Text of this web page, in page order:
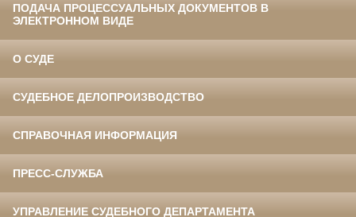
ПОДАЧА ПРОЦЕССУАЛЬНЫХ ДОКУМЕНТОВ В
ЭЛЕКТРОННОМ ВИДЕ
О СУДЕ
СУДЕБНОЕ ДЕЛОПРОИЗВОДСТВО
СПРАВОЧНАЯ ИНФОРМАЦИЯ
ПРЕСС-СЛУЖБА
УПРАВЛЕНИЕ СУДЕБНОГО ДЕПАРТАМЕНТА